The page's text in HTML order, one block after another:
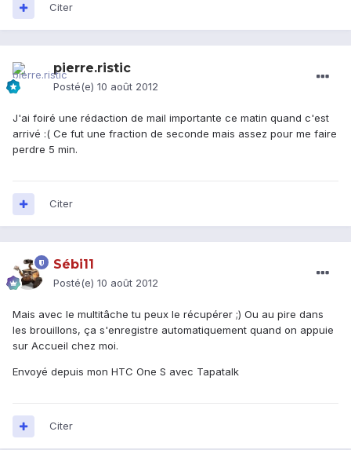
Citer
pierre.ristic
Posté(e) 10 août 2012
J'ai foiré une rédaction de mail importante ce matin quand c'est
arrivé :( Ce fut une fraction de seconde mais assez pour me faire
perdre 5 min.
Citer
Sébi11
Posté(e) 10 août 2012
Mais avec le multitâche tu peux le récupérer ;) Ou au pire dans
les brouillons, ça s'enregistre automatiquement quand on appuie
sur Accueil chez moi.
Envoyé depuis mon HTC One S avec Tapatalk
Citer